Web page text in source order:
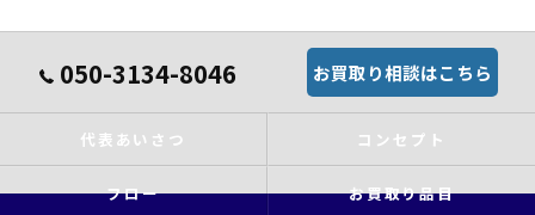
050-3134-8046 お買取り相談はこちら
代表あいさつ コンセプト
フロー お買取り品目